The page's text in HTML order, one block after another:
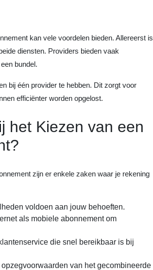
kan vele voordelen bieden. Allereerst is
diensten. Providers bieden vaak
bundel.
bij één provider te hebben. Dit zorgt voor
efficiënter worden opgelost.
het Kiezen van een
zijn er enkele zaken waar je rekening
voldoen aan jouw behoeften.
als mobiele abonnement om
die snel bereikbaar is bij
van het gecombineerde